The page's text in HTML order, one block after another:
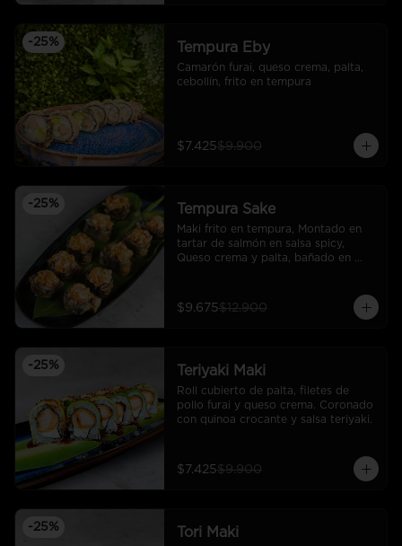
-25% Tempura Eby
Camarón furai, queso crema, palta,
cebollín, frito en tempura
$7.425$9.900
-25% Tempura Sake
Maki frito en tempura, Montado en
tartar de salmón en salsa spicy,
Queso crema y palta, bañado en
$9.675$12.900
-25% Teriyaki Maki
Roll cubierto de palta, filetes de
pollo furai y queso crema. Coronado
con quinoa crocante y salsa teriyaki.
$7.425$9.900
-25% Tori Maki